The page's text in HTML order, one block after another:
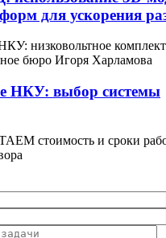
для ускорения
НКУ: выбор системы
стоимость и сроки